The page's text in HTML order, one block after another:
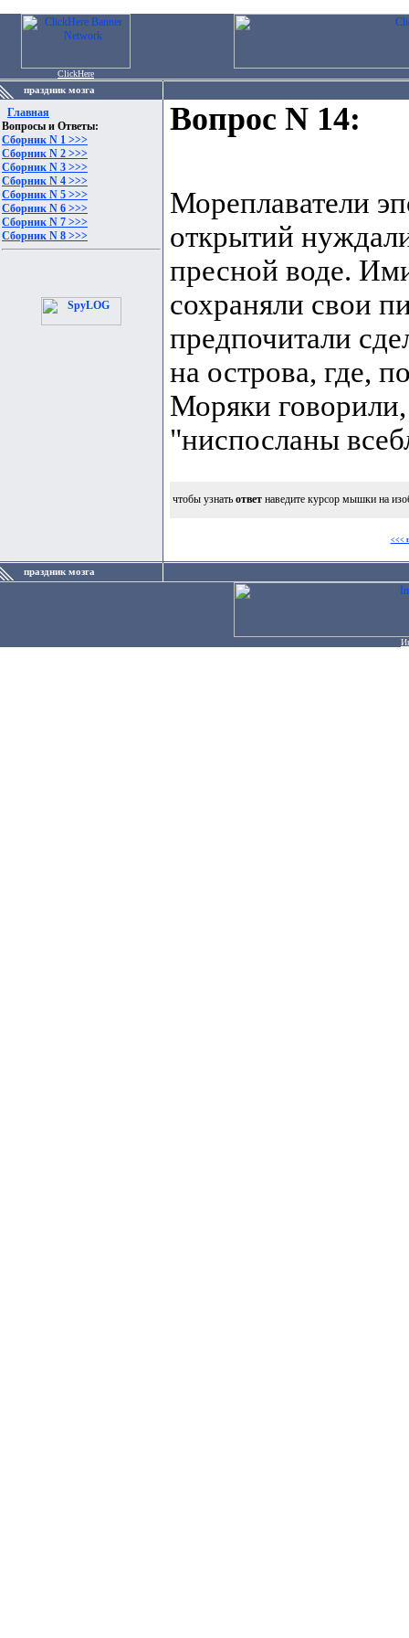
ClickHere
праздник мозга
Главная
Вопросы и Ответы:
Сборник N 1 >>>
Сборник N 2 >>>
Сборник N 3 >>>
Сборник N 4 >>>
Сборник N 5 >>>
Сборник N 6 >>>
Сборник N 7 >>>
Сборник N 8 >>>
Вопрос N 14:
Мореплаватели
открытий
пресной воде.
сохраняли свои
предпочитали
на острова, где,
Моряки
"ниспосланы
чтобы узнать ответ наведите курсор мышки на
<<<
праздник мозга